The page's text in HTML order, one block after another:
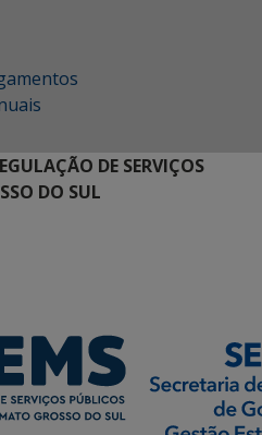
DE SERVIÇOS
DO SUL